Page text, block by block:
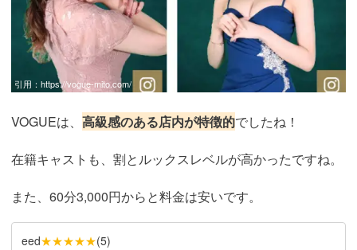
引用： https://vogue-mito.com/
VOGUEは、 高級感のある店内が特徴的でしたね！
在籍キャストも、割とルックスレベルが高かったですね。
また、60分3,000円からと料金は安いです。
eed★★★★★(5)